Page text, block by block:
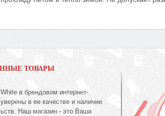
ТОВАРЫ
в брендовом интернет-
в ее качестве и наличии
Наш магазин - это Ваша